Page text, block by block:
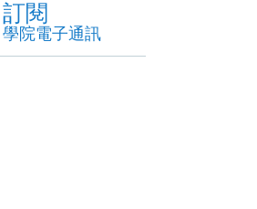
訂閱
學院電子通訊